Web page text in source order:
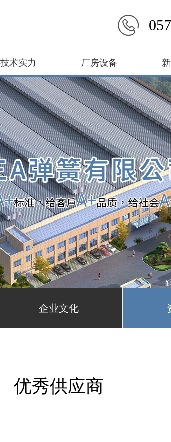
技术实力 厂房设备
企业文化
优秀供应商